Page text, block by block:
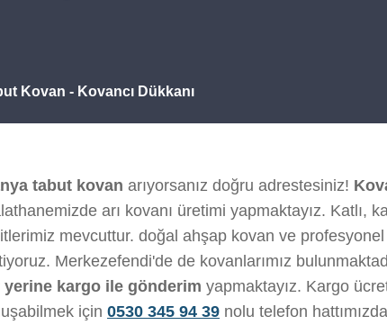
Kovan - Kovancı Dükkanı
tabut kovan arıyorsanız doğru adrestesiniz!
arı kovanı üretimi yapmaktayız. Katlı,
mevcuttur. doğal ahşap kovan ve
Merkezefendi'de de kovanlarımız
yerine kargo ile gönderim yapmaktayız. Kargo
için 0530 345 94 39 nolu telefon